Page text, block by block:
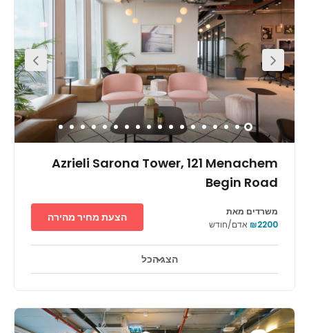
Located in the heart of Tel Aviv-Yafo, this centre finds
itself in a great area of the city. In the local
neighbourhood you will find a range of amenities
including supermarkets, restaurants offering local
cuisine, cafes and plenty of culture. Public car parking
can be found just around the corner, if you wish to drive
to work, or you can commute using one of many public
transport options in the area. Buses pass along the main
road regularly and the nearest train station, Hashalom, is
only a 13-minute walk away from the centre. TLV fashion
mall is within walking distance and provides plenty of
shopping options.
Azrieli Sarona Tower, 121 Menachem
טלויזיה במעגל סגור 24 שעות ביממה אזורי מנוחה + 7 יותר
הצעת מחיר מהירה
הצג הכל